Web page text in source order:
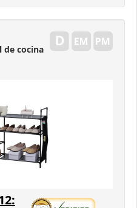
de cocina